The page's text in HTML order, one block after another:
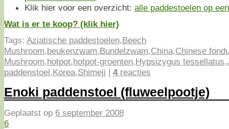
Klik hier voor een overzicht: alle paddestoelen op
Wat is er te koop? (klik hier)
Tags: Aziatische paddestoelen,Beech
Mushroom,beukenzwam,Bundelzwam,China,Chinese
Mushroom,hotpot,hotpot-groenten,Hypsizygus tessellatus,
paddenstoel,Korea,Shimeji | 4reacties
Enoki paddenstoel (fluweelpootje)
Geplaatst op 6 september 2008
6